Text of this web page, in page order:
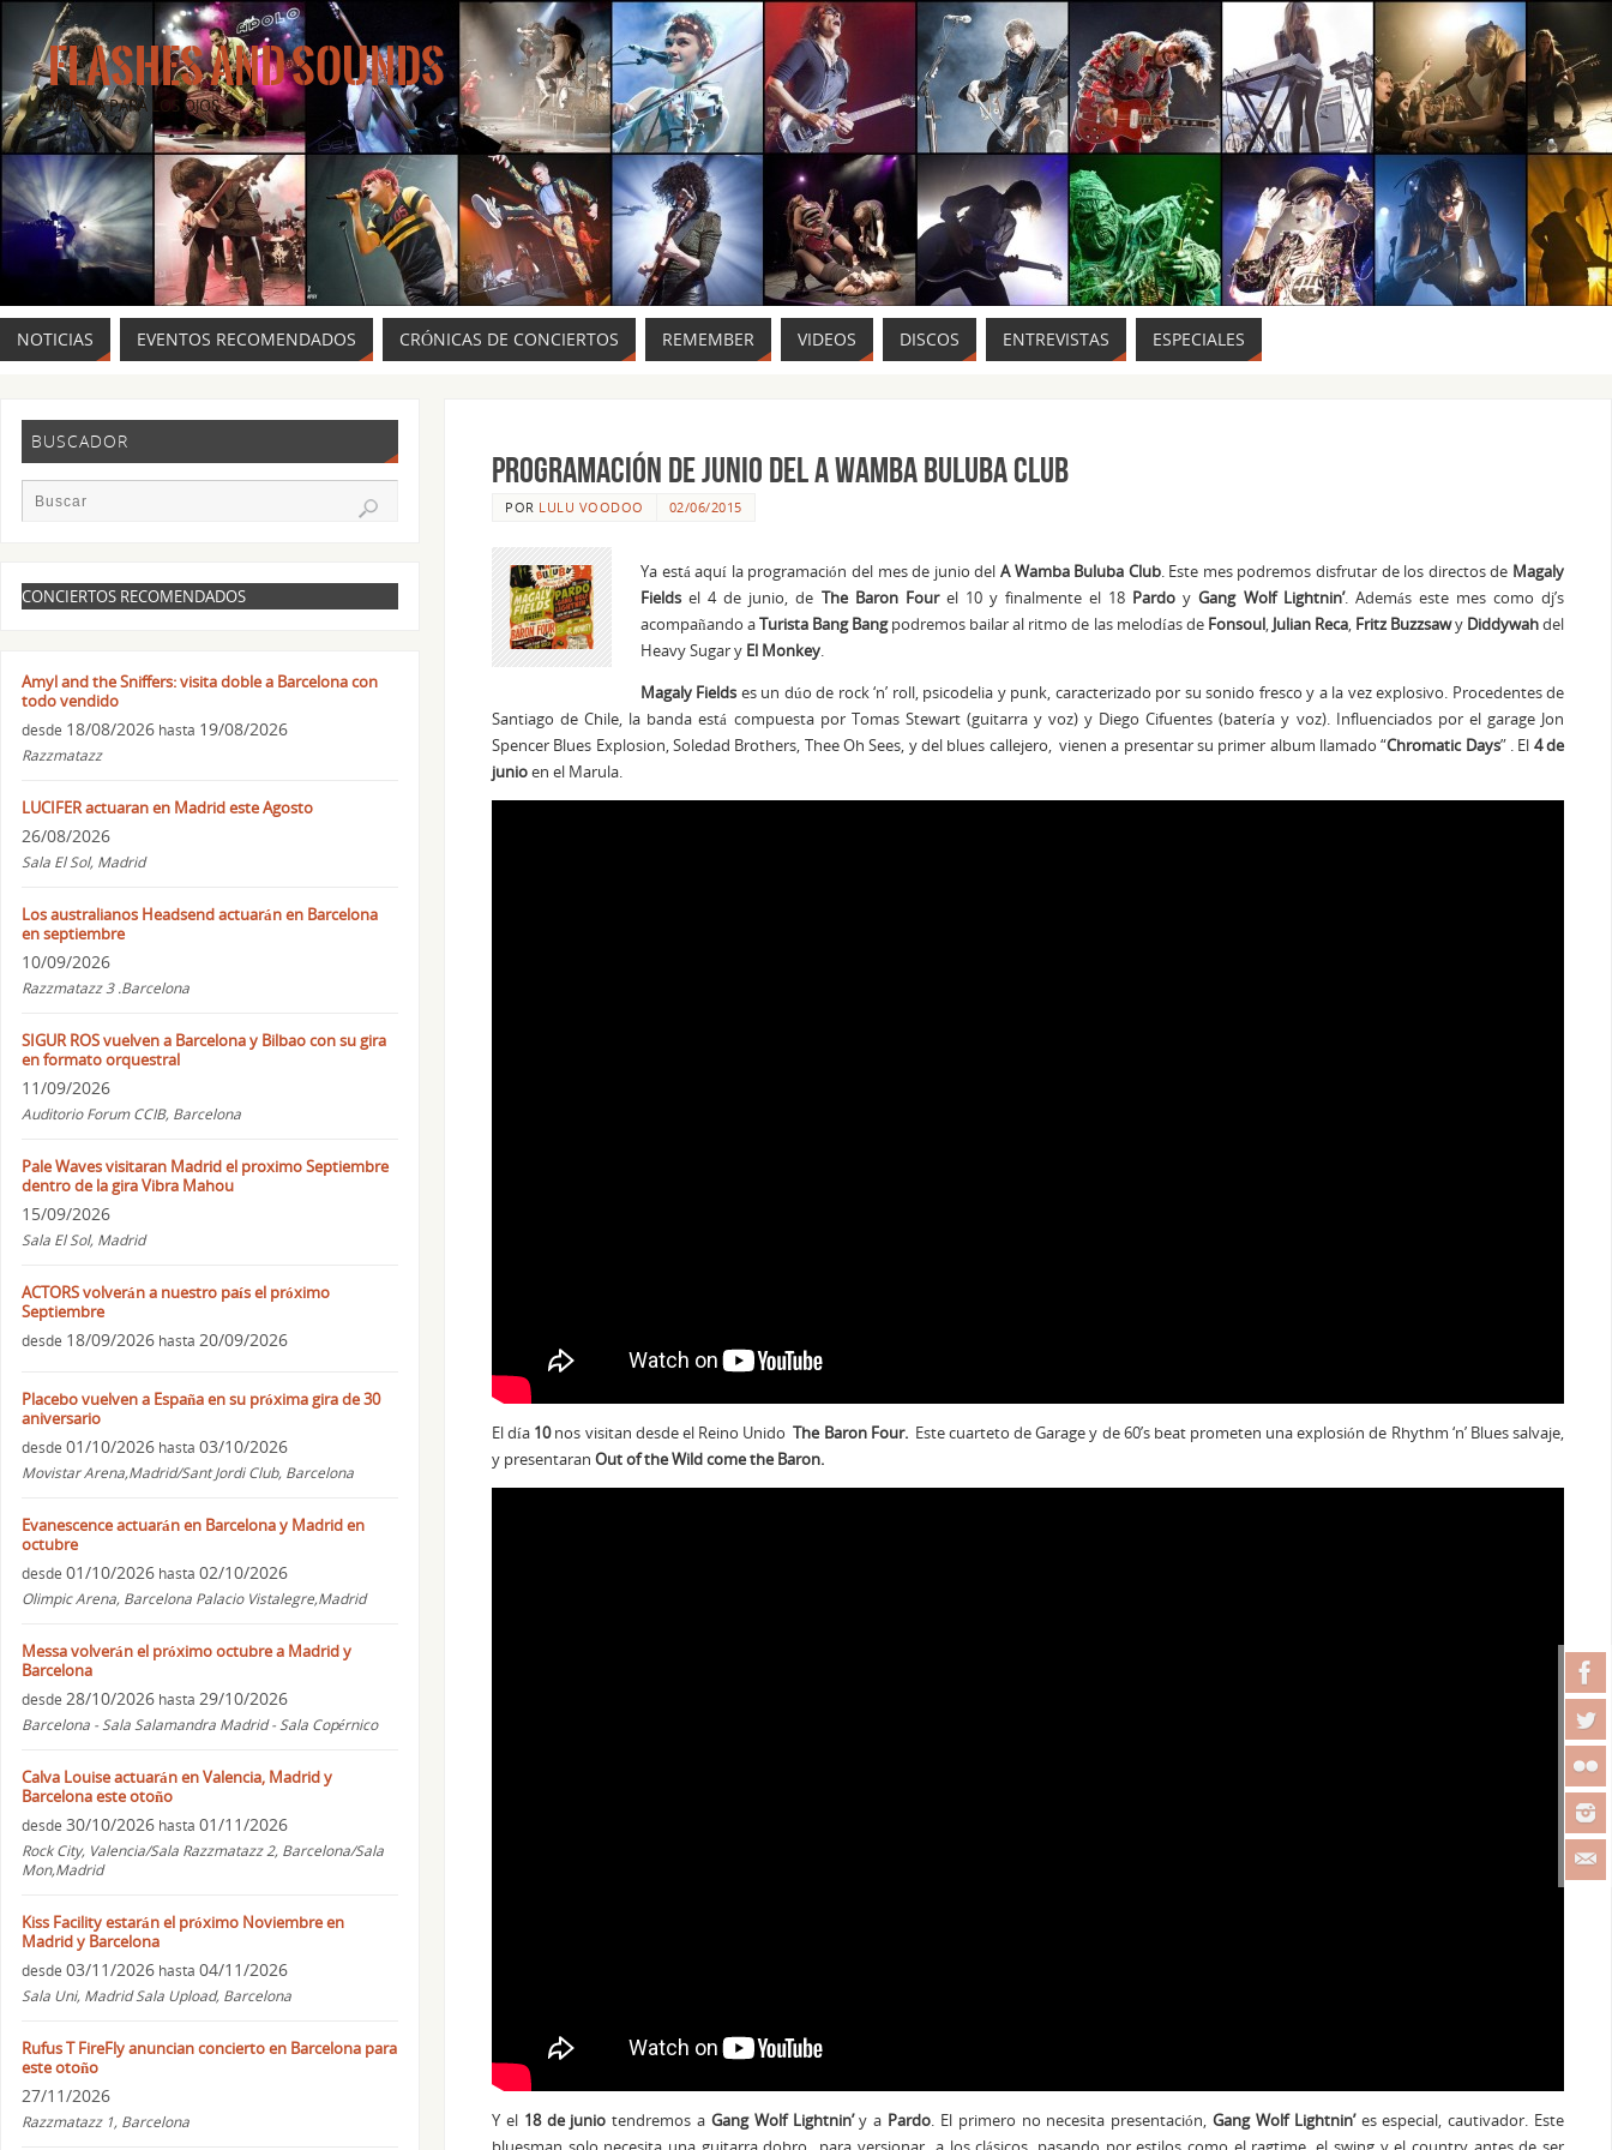
FLASHES AND SOUNDS
MÚSICA PARA LOS OJOS.
NOTICIAS EVENTOS RECOMENDADOS CRÓNICAS DE CONCIERTOS REMEMBER VIDEOS DISCOS ENTREVISTAS ESPECIALES
PROGRAMACIÓN de JUNIO DEL A WAMBA BULUBA CLUB
POR LULU VOODOO 02/06/2015
Ya está aquí la programación del mes de junio del A Wamba Buluba Club. Este mes podremos disfrutar de los directos de Magaly
Fields el 4 de junio, de The Baron Fourel 10 y finalmente el 18 Pardo yGang Wolf Lightnin’. Además este mes como dj’s
acompañando aTurista Bang Bangpodremos bailar al ritmo de las melodías de Fonsoul, Julian Reca, Fritz Buzzsawy Diddywahdel
Heavy Sugar y El Monkey.
Magaly Fields es un dúo de rock ‘n’ roll, psicodelia y punk, caracterizado por su sonido fresco y a la vez explosivo. Procedentes de
Santiago de Chile, la banda está compuesta por Tomas Stewart (guitarra y voz) y Diego Cifuentes (batería y voz). Influenciados por el garage Jon
Spencer Blues Explosion, Soledad Brothers, Thee Oh Sees, y del blues callejero, vienen a presentar su primer album llamado “Chromatic Days” . El 4 de
junioen el Marula.
El día 10nos visitan desde el Reino UnidoThe Baron Four.Este cuarteto de Garage y de 60’s beat prometen una explosión de Rhythm ‘n’ Blues salvaje,
y presentaran Out of the Wild come the Baron.
Y el 18 de junio tendremos a Gang Wolf Lightnin’y a Pardo. El primero no necesita presentación,Gang Wolf Lightnin’es especial, cautivador. Este
BUSCADOR
CONCIERTOS RECOMENDADOS
Amyl and the Sniffers: visita doble a Barcelona con
todo vendido
desde 18/08/2026 hasta 19/08/2026
Razzmatazz
LUCIFER actuaran en Madrid este Agosto
26/08/2026
Sala El Sol, Madrid
Los australianos Headsend actuarán en Barcelona
en septiembre
10/09/2026
Razzmatazz 3 .Barcelona
SIGUR ROS vuelven a Barcelona y Bilbao con su gira
en formato orquestral
11/09/2026
Auditorio Forum CCIB, Barcelona
Pale Waves visitaran Madrid el proximo Septiembre
dentro de la gira Vibra Mahou
15/09/2026
Sala El Sol, Madrid
ACTORS volverán a nuestro país el próximo
Septiembre
desde 18/09/2026 hasta 20/09/2026
Placebo vuelven a España en su próxima gira de 30
aniversario
desde 01/10/2026 hasta 03/10/2026
Movistar Arena,Madrid/Sant Jordi Club, Barcelona
Evanescence actuarán en Barcelona y Madrid en
octubre
desde 01/10/2026 hasta 02/10/2026
Olimpic Arena, Barcelona Palacio Vistalegre,Madrid
Messa volverán el próximo octubre a Madrid y
Barcelona
desde 28/10/2026 hasta 29/10/2026
Barcelona - Sala Salamandra Madrid - Sala Copérnico
Calva Louise actuarán en Valencia, Madrid y
Barcelona este otoño
desde 30/10/2026 hasta 01/11/2026
Rock City, Valencia/Sala Razzmatazz 2, Barcelona/Sala
Mon,Madrid
Kiss Facility estarán el próximo Noviembre en
Madrid y Barcelona
desde 03/11/2026 hasta 04/11/2026
Sala Uni, Madrid Sala Upload, Barcelona
Rufus T FireFly anuncian concierto en Barcelona para
este otoño
27/11/2026
Razzmatazz 1, Barcelona